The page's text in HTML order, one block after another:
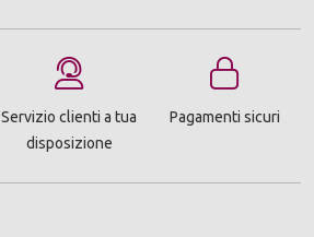
Servizio clienti a tua
disposizione
Pagamenti sicuri